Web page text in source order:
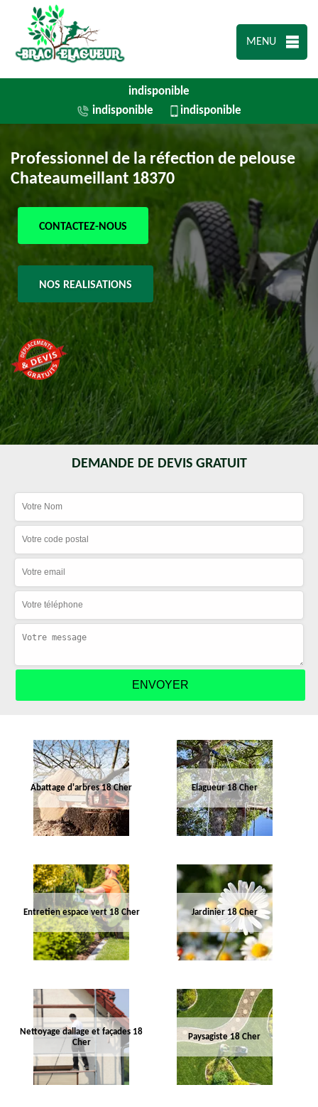
MENU
indisponible
indisponible
indisponible
Professionnel de la réfection de pelouse
Chateaumeillant 18370
CONTACTEZ-NOUS
NOS REALISATIONS
DEMANDE DE DEVIS GRATUIT
Abattage d'arbres 18 Cher Elagueur 18 Cher
Entretien espace vert 18 Cher Jardinier 18 Cher
Nettoyage dallage et façades 18
Cher
Paysagiste 18 Cher